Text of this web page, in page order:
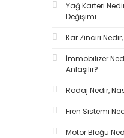
Yağ Karteri
Değişimi
Kar Zinciri Nedir,
İmmobilizer
Anlaşılır?
Rodaj Nedir,
Fren Sistemi
Motor Bloğu